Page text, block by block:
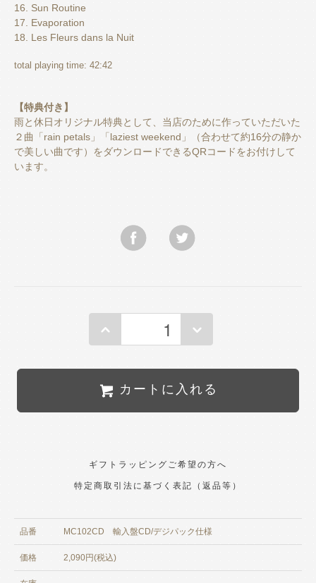
16. Sun Routine
17. Evaporation
18. Les Fleurs dans la Nuit
total playing time: 42:42
【特典付き】
雨と休日オリジナル特典として、当店のために作っていただいた
２曲「rain petals」「laziest weekend」（合わせて約16分の静か
で美しい曲です）をダウンロードできるQRコードをお付けして
います。
カートに入れる
ギフトラッピングご希望の方へ
特定商取引法に基づく表記（返品等）
品番 MC102CD 輸入盤CD/デジパック仕様
価格 2,090円(税込)